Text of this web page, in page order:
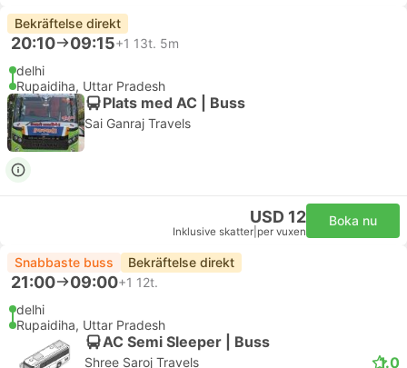
Bekräftelse direkt
20:10 09:15+1 13t. 5m
delhi
Rupaidiha, Uttar Pradesh
Plats med AC | Buss
Sai Ganraj Travels
USD 12
Inklusive skatter per vuxen
Boka nu
Snabbaste buss Bekräftelse direkt
21:00 09:00+1 12t.
delhi
Rupaidiha, Uttar Pradesh
AC Semi Sleeper | Buss
Shree Saroj Travels 1.0